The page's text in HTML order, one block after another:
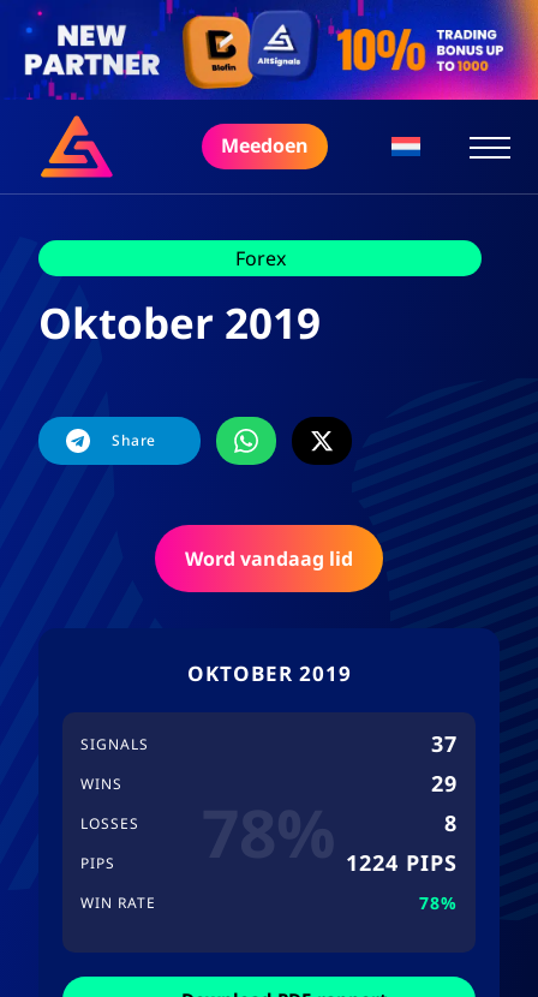
Meedoen
Forex
Oktober 2019
Share
Word vandaag lid
OKTOBER 2019
SIGNALS 37
WINS 29
LOSSES 8
PIPS 1224 PIPS
WIN RATE 78%